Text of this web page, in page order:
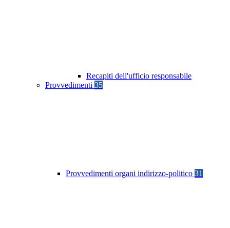
Recapiti dell'ufficio responsabile
Provvedimenti 35
Provvedimenti organi indirizzo-politico 31